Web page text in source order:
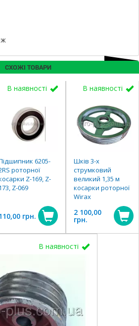
СХОЖІ ТОВАРИ
В наявності
6205-
роторної
Z-169, Z-
Z-069
грн.
В наявності
Шків 3-х
струмковий
великий 1,35 м
косарки роторної
Wirax
2 100,00
грн.
В наявності